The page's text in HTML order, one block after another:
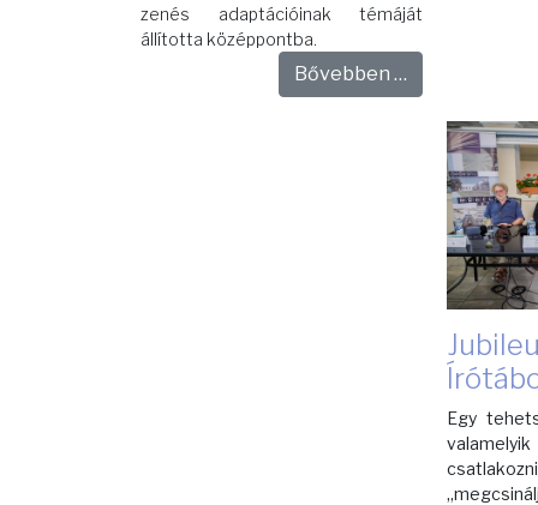
zenés adaptációinak témáját
állította középpontba.
Bővebben …
Egy